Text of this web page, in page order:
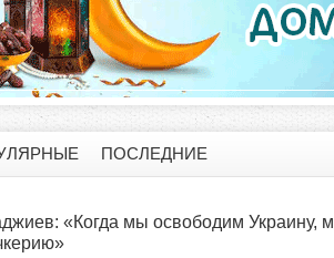
ПОСЛЕДНИЕ
«Когда мы освободим Украину,